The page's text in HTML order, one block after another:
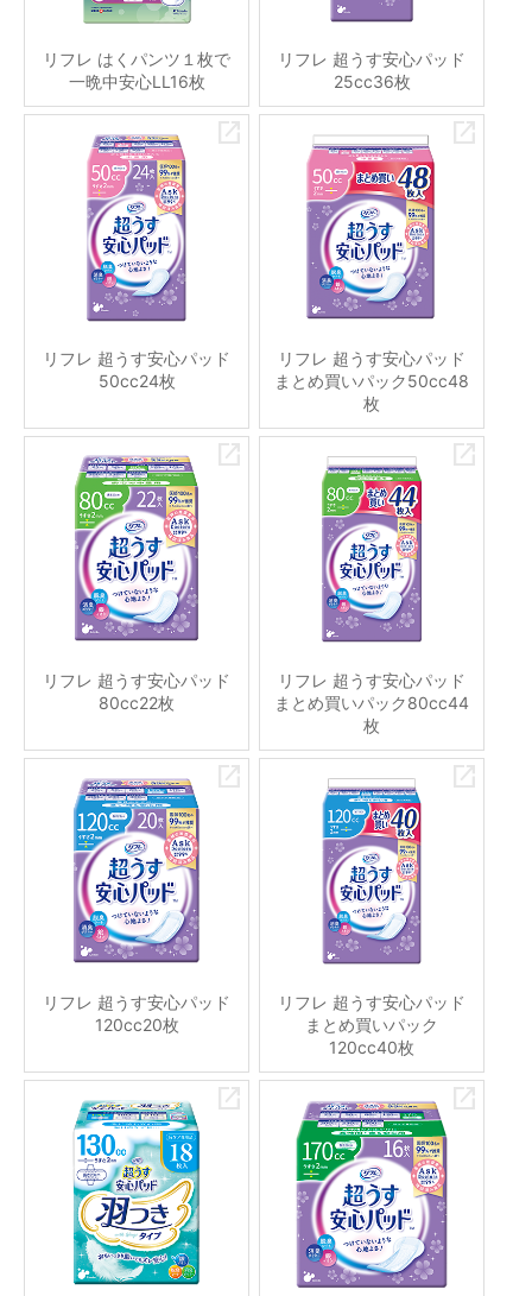
リフレ はくパンツ１枚で
一晩中安心LL16枚
リフレ 超うす安心パッド
25cc36枚
リフレ 超うす安心パッド
50cc24枚
リフレ 超うす安心パッド
まとめ買いパック50cc48
枚
リフレ 超うす安心パッド
80cc22枚
リフレ 超うす安心パッド
まとめ買いパック80cc44
枚
リフレ 超うす安心パッド
120cc20枚
リフレ 超うす安心パッド
まとめ買いパック
120cc40枚